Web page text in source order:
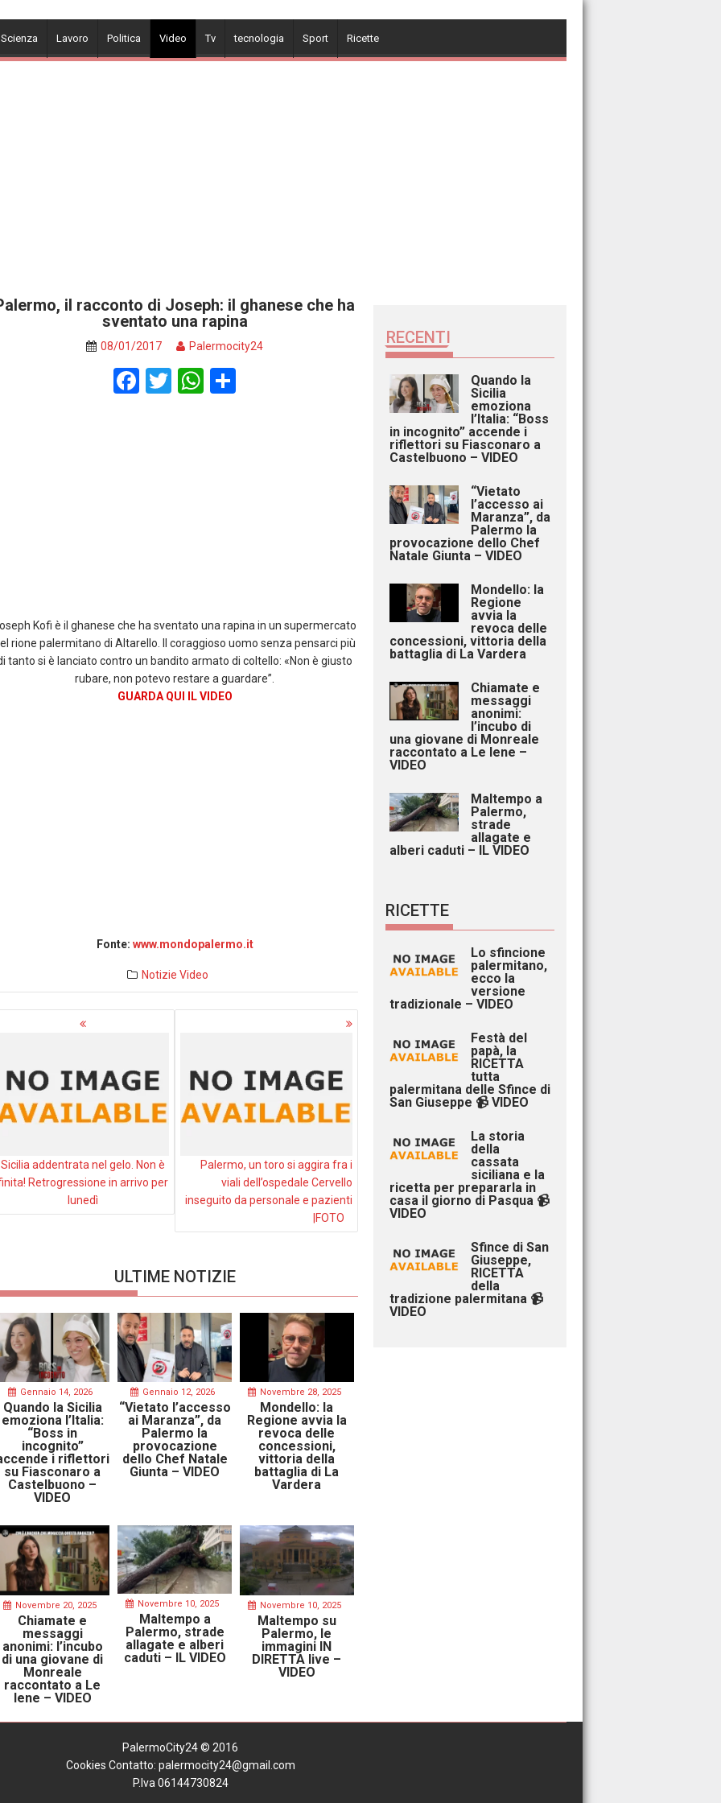
Lavoro Politica Video Tv tecnologia Sport Ricette
il racconto di Joseph: il ghanese che ha
sventato una rapina
08/01/2017 Palermocity24
F
T W
Kofi è il ghanese che ha sventato una rapina in un supermercato
rione palermitano di Altarello. Il coraggioso uomo senza pensarci più
tanto si è lanciato contro un bandito armato di coltello: «Non è giusto
rubare, non potevo restare a guardare”.
GUARDA QUI IL VIDEO
Fonte: www.mondopalermo.it
Notizie Video
Sicilia addentrata nel gelo. Non è
Retrogressione in arrivo per
lunedì
Palermo, un toro si aggira fra i
viali dell’ospedale Cervello
inseguito da personale e pazienti
|FOTO
ULTIME NOTIZIE
Gennaio 14, 2026
Quando la Sicilia
emoziona l’Italia:
“Boss in
incognito”
i riflettori
su Fiasconaro a
Castelbuono –
VIDEO
Gennaio 12, 2026
“Vietato l’accesso
ai Maranza”, da
Palermo la
provocazione
dello Chef Natale
Giunta – VIDEO
Novembre 28, 2025
Mondello: la
Regione avvia la
revoca delle
concessioni,
vittoria della
battaglia di La
Vardera
Novembre 20, 2025
Chiamate e
messaggi
anonimi: l’incubo
di una giovane di
Monreale
raccontato a Le
Iene – VIDEO
Novembre 10, 2025
Maltempo a
Palermo, strade
allagate e alberi
caduti – IL VIDEO
Novembre 10, 2025
Maltempo su
Palermo, le
immagini IN
DIRETTA live –
VIDEO
RECENTI
Quando la
Sicilia
emoziona
l’Italia: “Boss
in incognito” accende i
riflettori su Fiasconaro a
Castelbuono – VIDEO
“Vietato
l’accesso ai
Maranza”, da
Palermo la
provocazione dello Chef
Natale Giunta – VIDEO
Mondello: la
Regione
avvia la
revoca delle
concessioni, vittoria della
battaglia di La Vardera
Chiamate e
messaggi
anonimi:
l’incubo di
una giovane di Monreale
raccontato a Le Iene –
VIDEO
Maltempo a
Palermo,
strade
allagate e
alberi caduti – IL VIDEO
RICETTE
Lo sfincione
palermitano,
ecco la
versione
tradizionale – VIDEO
Festà del
papà, la
RICETTA
tutta
palermitana delle Sfince di
San Giuseppe 📹 VIDEO
La storia
della
cassata
siciliana e la
ricetta per prepararla in
casa il giorno di Pasqua 📹
VIDEO
Sfince di San
Giuseppe,
RICETTA
della
tradizione palermitana 📹
VIDEO
PalermoCity24 © 2016
Cookies Contatto: palermocity24@gmail.com
P.Iva 06144730824